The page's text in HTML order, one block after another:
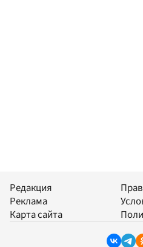
Редакция
Реклама
Карта сайта